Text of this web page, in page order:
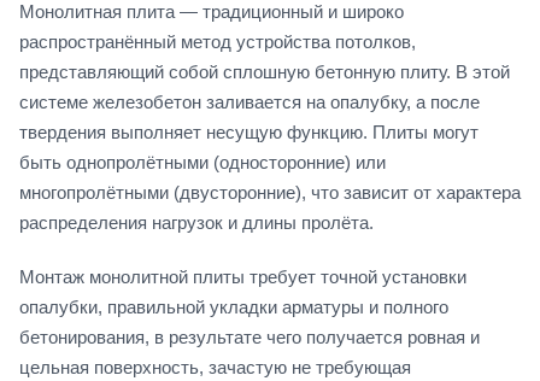
Монолитная плита — традиционный и широко
распространённый метод устройства потолков,
представляющий собой сплошную бетонную плиту. В этой
системе железобетон заливается на опалубку, а после
твердения выполняет несущую функцию. Плиты могут
быть однопролётными (односторонние) или
многопролётными (двусторонние), что зависит от характера
распределения нагрузок и длины пролёта.
Монтаж монолитной плиты требует точной установки
опалубки, правильной укладки арматуры и полного
бетонирования, в результате чего получается ровная и
цельная поверхность, зачастую не требующая